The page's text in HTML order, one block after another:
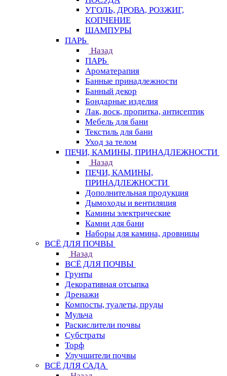
УГОЛЬ, ДРОВА, РОЗЖИГ,
КОПЧЕНИЕ
ШАМПУРЫ
ПАРЬ
Назад
ПАРЬ
Ароматерапия
Банные принадлежности
Банный декор
Бондарные изделия
Лак, воск, пропитка, антисептик
Мебель для бани
Текстиль для бани
Уход за телом
ПЕЧИ, КАМИНЫ, ПРИНАДЛЕЖНОСТИ
Назад
ПЕЧИ, КАМИНЫ,
ПРИНАДЛЕЖНОСТИ
Дополнительная продукция
Дымоходы и вентиляция
Камины электрические
Камни для бани
Наборы для камина, дровницы
ВСЁ ДЛЯ ПОЧВЫ
Назад
ВСЁ ДЛЯ ПОЧВЫ
Грунты
Декоративная отсыпка
Дренажи
Компосты, туалеты, пруды
Мульча
Раскислители почвы
Субстраты
Торф
Улучшители почвы
ВСЁ ДЛЯ САДА